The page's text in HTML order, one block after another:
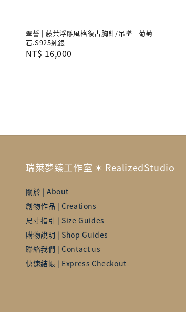
翠誓 | 藤葉浮雕風格復古胸針/吊墜 - 葡萄
石.S925純銀
Regular
NT$ 16,000
瑞萊夢臻工作室 ✶ RealizedStudio
關於 | About
創物作品 | Creations
尺寸指引 | Size Guides
購物說明 | Shop Guides
聯絡我們 | Contact us
快速結帳 | Express Checkout